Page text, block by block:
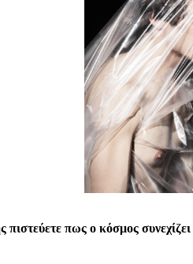
πως ο κόσμος